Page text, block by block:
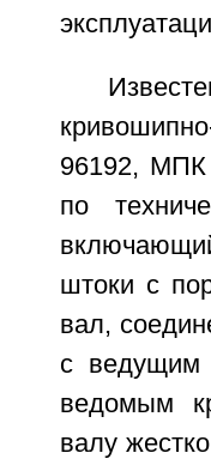
96192, МПК
по
штоки с
вал,
с
ведомым
валу